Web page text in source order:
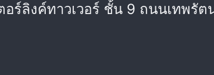
ร์ลิงค์ทาวเวอร์ ชั้น 9 ถนนเทพรัต